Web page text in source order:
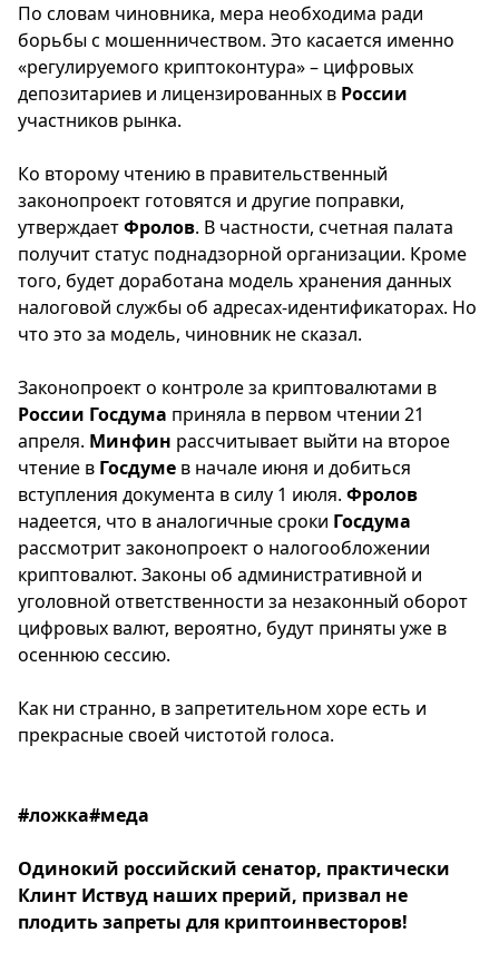
По словам чиновника, мера необходима ради
борьбы с мошенничеством. Это касается именно
«регулируемого криптоконтура» – цифровых
депозитариев и лицензированных в России
участников рынка.
Ко второму чтению в правительственный
законопроект готовятся и другие поправки,
утверждаетФролов. В частности, счетная палата
получит статус поднадзорной организации. Кроме
того, будет доработана модель хранения данных
налоговой службы об адресах‑идентификаторах. Но
что это за модель, чиновник не сказал.
Законопроект о контроле за криптовалютами в
России Госдума приняла в первом чтении 21
апреля. Минфин рассчитывает выйти на второе
чтение в Госдуме в начале июня и добиться
вступления документа в силу 1 июля. Фролов
надеется, что в аналогичные сроки Госдума
рассмотрит законопроект о налогообложении
криптовалют. Законы об административной и
уголовной ответственности за незаконный оборот
цифровых валют, вероятно, будут приняты уже в
осеннюю сессию.
Как ни странно, в запретительном хоре есть и
прекрасные своей чистотой голоса.
#ложка#меда
Одинокий российский сенатор, практически
Клинт Иствуд наших прерий, призвал не
плодить запреты для криптоинвесторов!